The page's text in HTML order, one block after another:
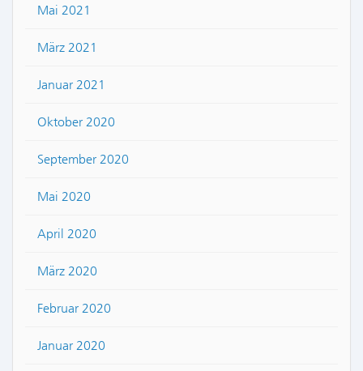
Mai 2021
März 2021
Januar 2021
Oktober 2020
September 2020
Mai 2020
April 2020
März 2020
Februar 2020
Januar 2020